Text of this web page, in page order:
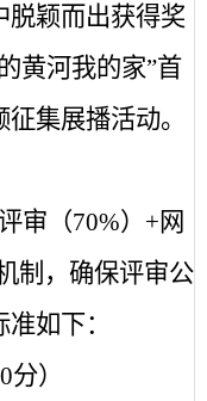
脱颖而出获得奖
黄河我的家”首
集展播活动。
审（70%） +网
制，确保评审公
如下：
分）